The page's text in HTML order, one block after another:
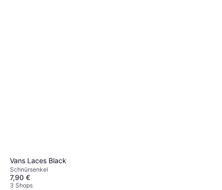
Vans Laces Black
Schnürsenkel
7,90 €
3 Shops